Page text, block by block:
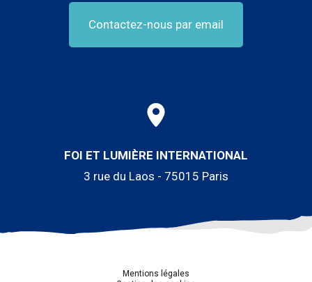
Contactez-nous par email
FOI ET LUMIÈRE INTERNATIONAL
3 rue du Laos - 75015 Paris
Mentions légales